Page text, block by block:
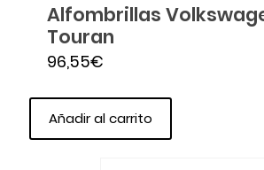
Alfombrillas
Touran
96,55€
Añadir al carrito